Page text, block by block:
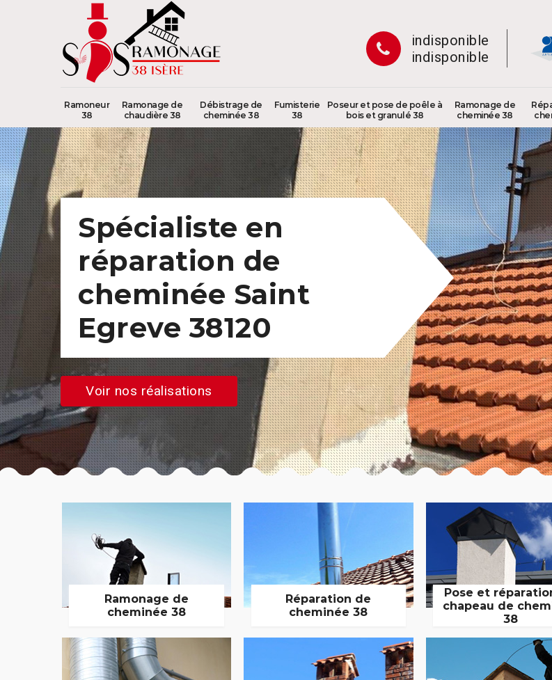
indisponible
indisponible
Ramoneur
38
Ramonage de
chaudière 38
Débistrage de
cheminée 38
Fumisterie
38
Poseur et pose de poêle à
bois et granulé 38
Ramonage de
cheminée 38
Spécialiste en
réparation de
cheminée Saint
Egreve 38120
Voir nos réalisations
Ramonage de
cheminée 38
Réparation de
cheminée 38
Pose et
chapeau de
38